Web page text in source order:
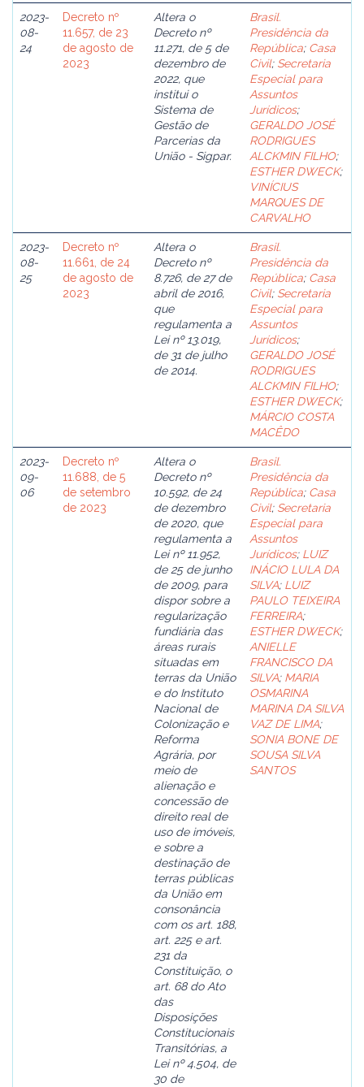
2023-
08-
24
Decreto nº
11.657, de 23
de agosto de
2023
Altera o
Decreto nº
11.271, de 5 de
dezembro de
2022, que
institui o
Sistema de
Gestão de
Parcerias da
União - Sigpar.
Brasil.
Presidência da
República; Casa
Civil; Secretaria
Especial para
Assuntos
Jurídicos;
GERALDO JOSÉ
RODRIGUES
ALCKMIN FILHO;
ESTHER DWECK;
VINÍCIUS
MARQUES DE
CARVALHO
2023-
08-
25
Decreto nº
11.661, de 24
de agosto de
2023
Altera o
Decreto nº
8.726, de 27 de
abril de 2016,
que
regulamenta a
Lei nº 13.019,
de 31 de julho
de 2014.
Brasil.
Presidência da
República; Casa
Civil; Secretaria
Especial para
Assuntos
Jurídicos;
GERALDO JOSÉ
RODRIGUES
ALCKMIN FILHO;
ESTHER DWECK;
MÁRCIO COSTA
MACÊDO
2023-
09-
06
Decreto nº
11.688, de 5
de setembro
de 2023
Altera o
Decreto nº
10.592, de 24
de dezembro
de 2020, que
regulamenta a
Lei nº 11.952,
de 25 de junho
de 2009, para
dispor sobre a
regularização
fundiária das
áreas rurais
situadas em
terras da União
e do Instituto
Nacional de
Colonização e
Reforma
Agrária, por
meio de
alienação e
concessão de
direito real de
uso de imóveis,
e sobre a
destinação de
terras públicas
da União em
consonância
com os art. 188,
art. 225 e art.
231 da
Constituição, o
art. 68 do Ato
das
Disposições
Constitucionais
Transitórias, a
Lei nº 4.504, de
30 de
Brasil.
Presidência da
República; Casa
Civil; Secretaria
Especial para
Assuntos
Jurídicos; LUIZ
INÁCIO LULA DA
SILVA; LUIZ
PAULO TEIXEIRA
FERREIRA;
ESTHER DWECK;
ANIELLE
FRANCISCO DA
SILVA; MARIA
OSMARINA
MARINA DA SILVA
VAZ DE LIMA;
SONIA BONE DE
SOUSA SILVA
SANTOS